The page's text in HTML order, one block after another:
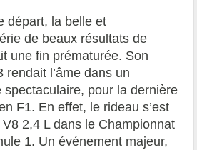
départ, la belle et
de beaux résultats de
une fin prématurée. Son
rendait l’âme dans un
spectaculaire, pour la dernière
F1. En effet, le rideau s’est
V8 2,4 L dans le Championnat
1. Un événement majeur,